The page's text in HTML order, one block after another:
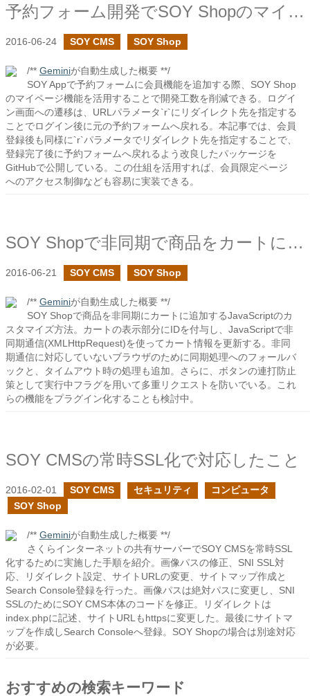
予約フォーム開発でSOY Shopのマイページを活用する
2016-06-24 SOY CMS SOY Shop
/** Geminiが自動生成した概要 **/
SOY Appで予約フォームに会員機能を追加する際、SOY Shop
のマイページ機能を活用することで開発工数を削減できる。ログイ
ン画面への遷移は、URLパラメータ`r`にリダイレクト先を指定する
ことでログイン後に元の予約フォームへ戻れる。本記事では、会員
登録後も同様に`r`パラメータでリダイレクト先を指定することで、
登録完了後に予約フォームへ戻れるよう改良したパッケージを
GitHubで公開している。この仕組を活用すれば、会員限定ページ
へのアクセス制御なども容易に実装できる。
SOY Shopで非同期で商品をカートに入れたい２
2016-06-21 SOY CMS SOY Shop
/** Geminiが自動生成した概要 **/
SOY Shopで商品を非同期にカートに追加するJavaScriptのカ
スタマイズ方法。カートの表示部分にIDを付与し、JavaScriptで非
同期通信(XMLHttpRequest)を使ってカート情報を更新する。非同
期通信に対応していないブラウザのために同期処理へのフォールバ
ックと、タイムアウト時の処理も追加。さらに、ボタンの連打防止
策として実行中フラグを用いて多重リクエストを防いでいる。これ
らの機能をプラグイン化することも検討中。
SOY CMSの常時SSL化で対応したこと
2016-02-01 SOY CMS セキュリティ
コンピュータ
SOY Shop
/** Geminiが自動生成した概要 **/
さくらインターネットの共有サーバーでSOY CMSを常時SSL
化するために実施した手順を紹介。画像パスの修正、SNI SSL対
応、リダイレクト設定、サイトURLの変更、サイトマップ作成と
Search Console登録を行った。画像パスは絶対パスに変更し、SNI
SSLのためにSOY CMS本体のコードを修正。リダイレクトは
index.phpに記述、サイトURLもhttpsに変更した。最後にサイトマ
ップを作成しSearch Consoleへ登録。SOY Shopの場合は別途対応
が必要。
おすすめの検索キーワード